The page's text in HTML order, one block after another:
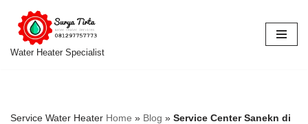
Lompat
ke
Water Heater Specialist
Service Water Heater Home » Blog » Service Center Sanekn di